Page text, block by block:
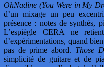
OhNadine (You Were in My
d’un mixage un peu
présence : notes de synthés,
L’espiègle CERA ne
d’expérimentations, quand
pas de prime abord. Those
simplicité de guitare et de